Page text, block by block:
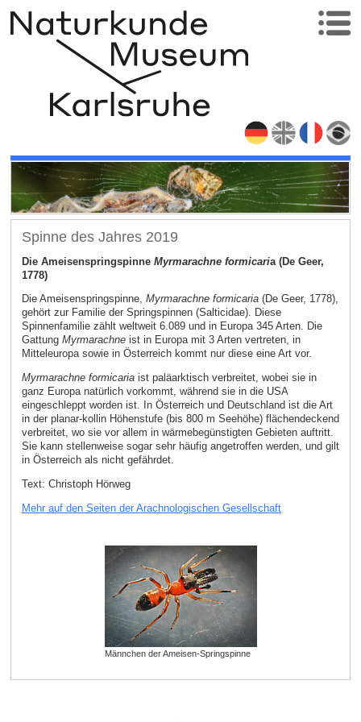
Spinne des Jahres 2019
Die Ameisenspringspinne Myrmarachne formicaria (De Geer,
1778)
Die Ameisenspringspinne, Myrmarachne formicaria(De Geer, 1778),
gehört zur Familie der Springspinnen (Salticidae). Diese
Spinnenfamilie zählt weltweit 6.089 und in Europa 345 Arten. Die
Gattung Myrmarachne ist in Europa mit 3 Arten vertreten, in
Mitteleuropa sowie in Österreich kommt nur diese eine Art vor.
Myrmarachne formicariaist paläarktisch verbreitet, wobei sie in
ganz Europa natürlich vorkommt, während sie in die USA
eingeschleppt worden ist. In Österreich und Deutschland ist die Art
in der planar-kollin Höhenstufe (bis 800 m Seehöhe) flächendeckend
verbreitet, wo sie vor allem in wärmebegünstigten Gebieten auftritt.
Sie kann stellenweise sogar sehr häufig angetroffen werden, und gilt
in Österreich als nicht gefährdet.
Text: Christoph Hörweg
Mehr auf den Seiten der Arachnologischen Gesellschaft
Männchen der Ameisen-Springspinne